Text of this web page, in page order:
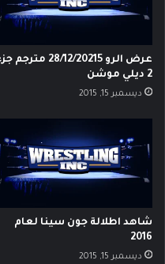
عرض الرو 28/12/20215 مترجم
2 ديلي موشن
ديسمبر 15, 2015
شاهد اطلالة جون سينا لعام
2016
ديسمبر 15, 2015